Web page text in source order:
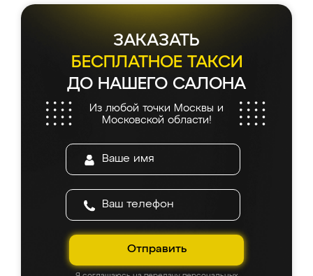
ЗАКАЗАТЬ
БЕСПЛАТНОЕ ТАКСИ
ДО НАШЕГО САЛОНА
Из любой точки Москвы и
Московской области!
Отправить